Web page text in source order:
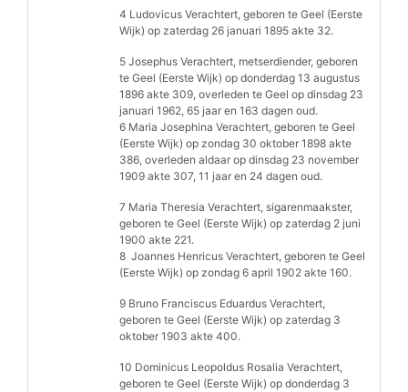
4 Ludovicus Verachtert, geboren te Geel (Eerste
Wijk) op zaterdag 26 januari 1895 akte 32.
5 Josephus Verachtert, metserdiender, geboren
te Geel (Eerste Wijk) op donderdag 13 augustus
1896 akte 309, overleden te Geel op dinsdag 23
januari 1962, 65 jaar en 163 dagen oud.
6 Maria Josephina Verachtert, geboren te Geel
(Eerste Wijk) op zondag 30 oktober 1898 akte
386, overleden aldaar op dinsdag 23 november
1909 akte 307, 11 jaar en 24 dagen oud.
7 Maria Theresia Verachtert, sigarenmaakster,
geboren te Geel (Eerste Wijk) op zaterdag 2 juni
1900 akte 221.
8 Joannes Henricus Verachtert, geboren te Geel
(Eerste Wijk) op zondag 6 april 1902 akte 160.
9 Bruno Franciscus Eduardus Verachtert,
geboren te Geel (Eerste Wijk) op zaterdag 3
oktober 1903 akte 400.
10 Dominicus Leopoldus Rosalia Verachtert,
geboren te Geel (Eerste Wijk) op donderdag 3